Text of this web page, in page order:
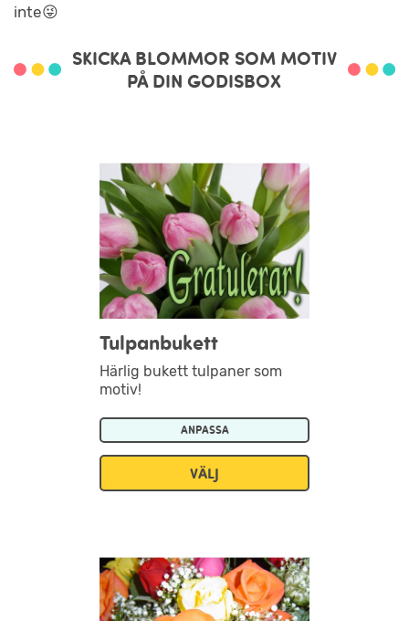
inte😜
SKICKA BLOMMOR SOM MOTIV
PÅ DIN GODISBOX
Tulpanbukett
Härlig bukett tulpaner som
motiv!
ANPASSA
VÄLJ